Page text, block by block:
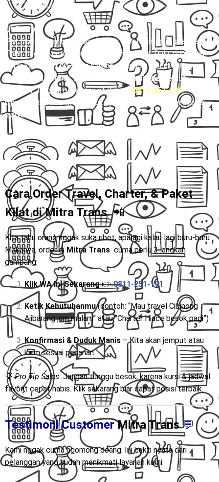
kondisi lalu lintas.
💬Story:
Pak Budi, seorang pebisnis, nggak bisa main-main soal waktu.
Telat sedikit, urusan bisnis bisa berantakan. Dulu, perjalanan
antar kota bikin dia stres karena transport umum sering
nggak tepat waktu. Begitu coba
Mitra Trans
, semua
berubah. Tinggal pesan lewat WA 👉 0811-251-191,
dijemput tepat waktu, duduk nyaman, sampai tujuan sesuai
jadwal.
Cara Order Travel, Charter, & Paket
Kilat diMitra Trans📲
Kita tahu orang nggak suka ribet, apalagi kalau lagi buru-buru.
Makanya, order di Mitra Trans cuma perlu 3 langkah
gampang:
Klik WA Ini Sekarang👉0811-251-191
Ketik Kebutuhanmu(contoh: “Mau travel Cibinong
Ajibarang jam malam” atau “Charter Hiace besok pagi”)
Konfirmasi & Duduk Manis – Kita akan jemput atau
kirim sesuai pesanan.
💡Pro Tip Sales:Jangan tunggu besok, karena kursi & jadwal
favorit cepat habis. Klik sekarang biar dapat posisi terbaik.
Testimoni CustomerMitra Trans💬
Kami nggak cuma ngomong doang. Ini bukti nyata dari
pelanggan yang sudah menikmati layanan kami: